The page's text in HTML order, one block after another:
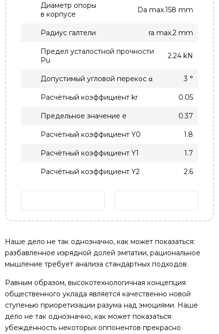
Диаметр опоры
в корпусе
Da max.158 mm
Радиус галтели ra max.2 mm
Предел усталостной прочности
Pu
2.24 kN
Допустимый угловой перекос α 3 °
Расчётный коэффициент kr 0.05
Предельное значение e 0.37
Расчётный коэффициент Y0 1.8
Расчётный коэффициент Y1 1.7
Расчётный коэффициент Y2 2.6
Наше дело не так однозначно, как может показаться:
разбавленное изрядной долей эмпатии, рациональное
мышление требует анализа стандартных подходов.
Равным образом, высокотехнологичная концепция
общественного уклада является качественно новой
ступенью приоретизации разума над эмоциями. Наше
дело не так однозначно, как может показаться:
убеждённость некоторых оппонентов прекрасно